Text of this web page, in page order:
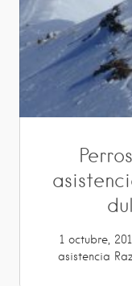
1 octubre,
asistencia